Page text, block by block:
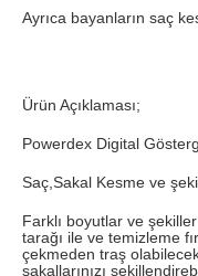
Ayrıca bayanların saç
Ürün Açıklaması;
Powerdex Digital
Saç,Sakal Kesme ve
Farklı boyutlar ve
tarağı ile ve temizleme
çekmeden traş
sakallarınızı